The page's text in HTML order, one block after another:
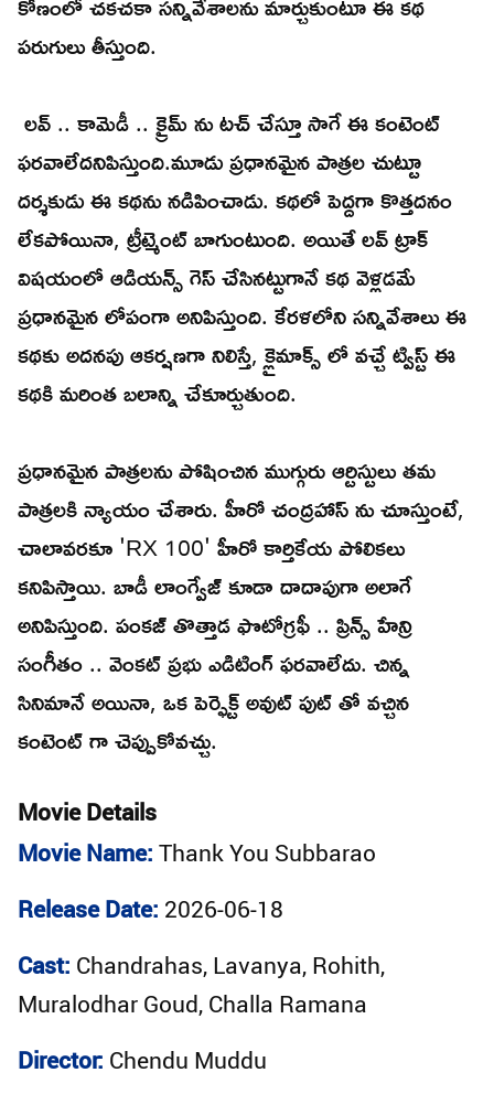
పరుగులు తీస్తుంది.
లవ్ .. కామెడీ .. క్రైమ్ ను టచ్ చేస్తూ సాగే ఈ కంటెంట్
ఫరవాలేదనిపిస్తుంది.మూడు ప్రధానమైన పాత్రల చుట్టూ
దర్శకుడు ఈ కథను నడిపించాడు. కథలో పెద్దగా కొత్తదనం
లేకపోయినా, ట్రీట్మెంట్ బాగుంటుంది. అయితే లవ్ ట్రాక్
విషయంలో ఆడియన్స్ గెస్ చేసినట్టుగానే కథ వెళ్లడమే
ప్రధానమైన లోపంగా అనిపిస్తుంది. కేరళలోని సన్నివేశాలు ఈ
కథకు అదనపు ఆకర్షణగా నిలిస్తే, క్లైమాక్స్ లో వచ్చే ట్విస్ట్ ఈ
కథకి మరింత బలాన్ని చేకూర్చుతుంది.
ప్రధానమైన పాత్రలను పోషించిన ముగ్గురు ఆర్టిస్టులు తమ
పాత్రలకి న్యాయం చేశారు. హీరో చంద్రహాస్ ను చూస్తుంటే,
చాలావరకూ 'RX 100' హీరో కార్తికేయ పోలికలు
కనిపిస్తాయి. బాడీ లాంగ్వేజ్ కూడా దాదాపుగా అలాగే
అనిపిస్తుంది. పంకజ్ తొత్తాడ ఫొటోగ్రఫీ .. ప్రిన్స్ హేన్రి
సంగీతం .. వెంకట్ ప్రభు ఎడిటింగ్ ఫరవాలేదు. చిన్న
సినిమానే అయినా, ఒక పెర్ఫెక్ట్ అవుట్ పుట్ తో వచ్చిన
కంటెంట్ గా చెప్పుకోవచ్చు.
Movie Details
Movie Name: Thank You Subbarao
Release Date: 2026-06-18
Cast: Chandrahas, Lavanya, Rohith,
Muralodhar Goud, Challa Ramana
Director: Chendu Muddu